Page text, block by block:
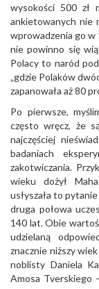
wysokości 500 zł
ankietowanych nie
wprowadzenia go w
nie powinno się
Polacy to naród
„gdzie Polaków
zapanowała aż 80
Po pierwsze,
często wręcz, że
najczęściej
badaniach
zakotwiczania.
wieku dożył
usłyszała to
druga połowa
140 lat. Obie
udzielaną
znacznie niższy
noblisty Daniela
Amosa Tverskiego